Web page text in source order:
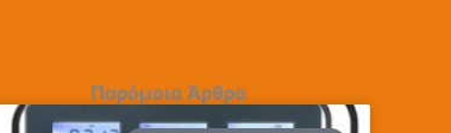
Παρόμοια Άρθρα